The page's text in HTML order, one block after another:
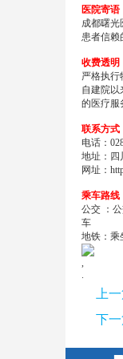
医院寄语
成都曙光
患者信赖
收费透明
严格执行
自建院以
的医疗服
联系方式
电话：
地址：四
网址：
乘车路线
公交 ：
车
地铁：乘
,
.
上
下一